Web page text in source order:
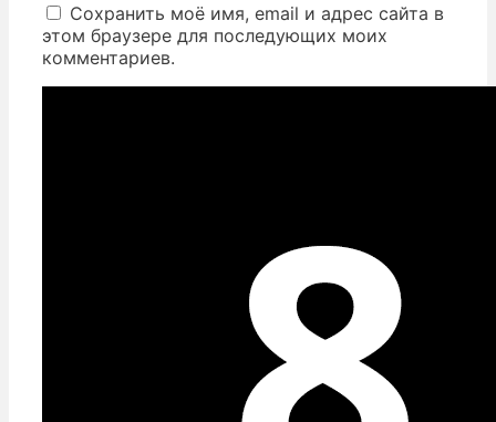
Сохранить моё имя, email и адрес сайта в
этом браузере для последующих моих
комментариев.